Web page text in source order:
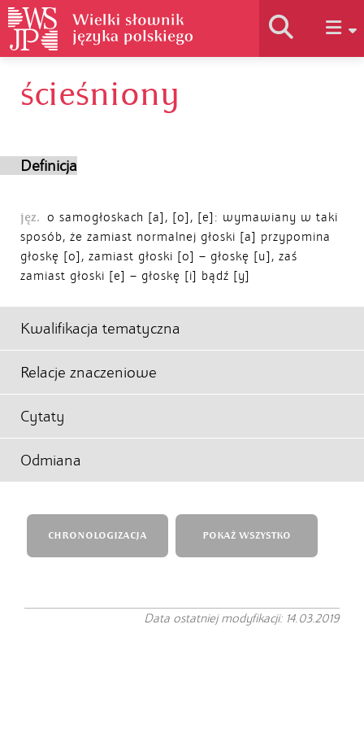
Historia słownika
Autorzy
ścieśniony
Definicja
jęz. o samogłoskach [a], [o], [e]: wymawiany w taki
sposób, że zamiast normalnej głoski [a] przypomina
głoskę [o], zamiast głoski [o] – głoskę [u], zaś
zamiast głoski [e] – głoskę [i] bądź [y]
Kwalifikacja tematyczna
Relacje znaczeniowe
Cytaty
Odmiana
CHRONOLOGIZACJA POKAŻ WSZYSTKO
Data ostatniej modyfikacji: 14.03.2019